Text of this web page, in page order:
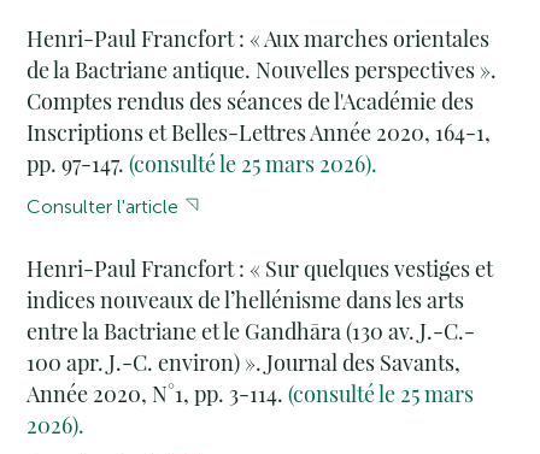
Henri-Paul Francfort : « Aux marches orientales
de la Bactriane antique. Nouvelles perspectives ».
Comptes rendus des séances de l'Académie des
Inscriptions et Belles-Lettres Année 2020, 164-1,
pp. 97-147.(consulté le 25 mars 2026).
Consulter l'article
Henri-Paul Francfort : « Sur quelques vestiges et
indices nouveaux de l’hellénisme dans les arts
entre la Bactriane et le Gandhāra (130 av. J.-C.-
100 apr. J.-C. environ) ». Journal des Savants,
Année 2020, N°1, pp. 3-114.(consulté le 25 mars
2026).